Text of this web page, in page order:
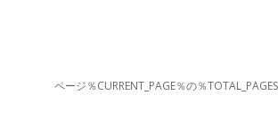
ページ％CURRENT_PAGE％の％